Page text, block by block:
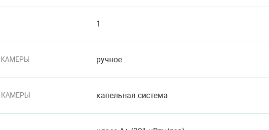
1
ручное
капельная система